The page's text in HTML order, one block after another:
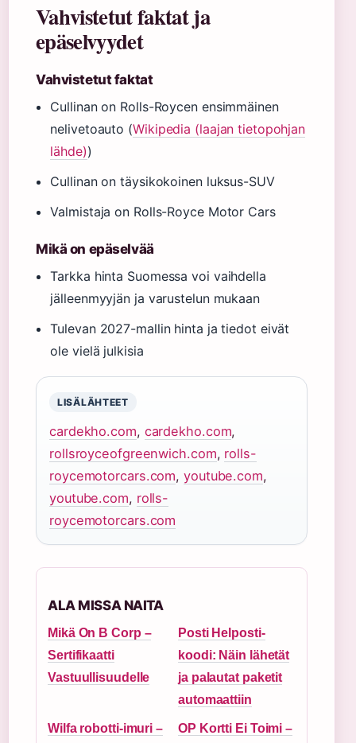
Vahvistetut faktat ja
epäselvyydet
Vahvistetut faktat
Cullinan on Rolls-Roycen ensimmäinen
nelivetoauto (Wikipedia (laajan tietopohjan
lähde))
Cullinan on täysikokoinen luksus-SUV
Valmistaja on Rolls-Royce Motor Cars
Mikä on epäselvää
Tarkka hinta Suomessa voi vaihdella
jälleenmyyjän ja varustelun mukaan
Tulevan 2027-mallin hinta ja tiedot eivät
ole vielä julkisia
LISÄLÄHTEET
cardekho.com, cardekho.com,
rollsroyceofgreenwich.com, rolls-
roycemotorcars.com,youtube.com,
youtube.com, rolls-
roycemotorcars.com
ALA MISSA NAITA
Mikä On B Corp –
Sertifikaatti
Vastuullisuudelle
Posti Helposti-
koodi: Näin lähetät
ja palautat paketit
automaattiin
Wilfa robotti-imuri –
OP Kortti Ei Toimi –